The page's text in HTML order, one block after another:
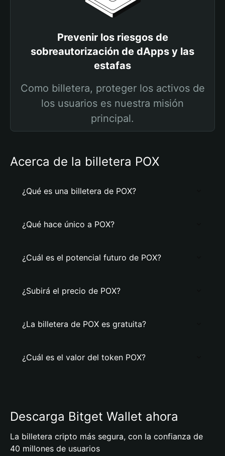
Prevenir los riesgos de
sobreautorización de dApps y las
estafas
Como billetera, proteger los activos de
los usuarios es nuestra misión
principal.
Acerca de la billetera POX
¿Qué es una billetera de POX?
¿Qué hace único a POX?
¿Cuál es el potencial futuro de POX?
¿Subirá el precio de POX?
¿La billetera de POX es gratuita?
¿Cuál es el valor del token POX?
Descarga Bitget Wallet ahora
La billetera cripto más segura, con la confianza de
40 millones de usuarios